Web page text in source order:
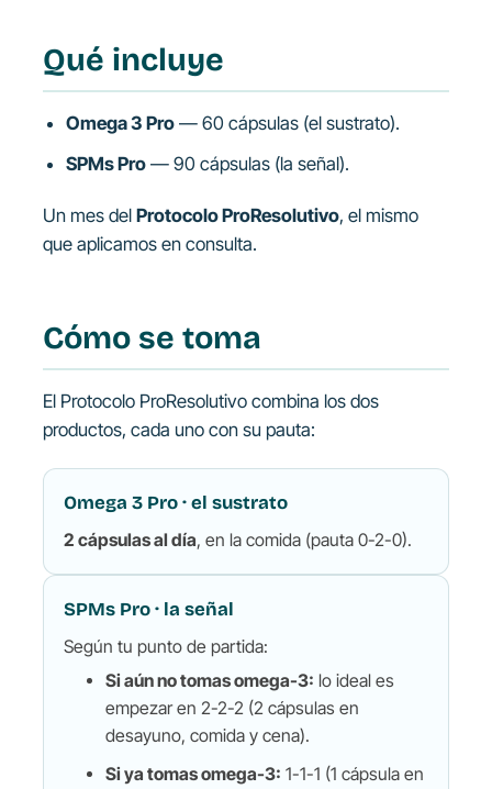
Qué incluye
Omega 3 Pro — 60 cápsulas (el sustrato).
SPMs Pro — 90 cápsulas (la señal).
Un mes del Protocolo ProResolutivo, el mismo
que aplicamos en consulta.
Cómo se toma
El Protocolo ProResolutivo combina los dos
productos, cada uno con su pauta:
Omega 3 Pro · el sustrato
2 cápsulas al día, en la comida (pauta 0-2-0).
SPMs Pro · la señal
Según tu punto de partida:
Si aún no tomas omega-3: lo ideal es
empezar en 2-2-2 (2 cápsulas en
desayuno, comida y cena).
Si ya tomas omega-3: 1-1-1 (1 cápsula en